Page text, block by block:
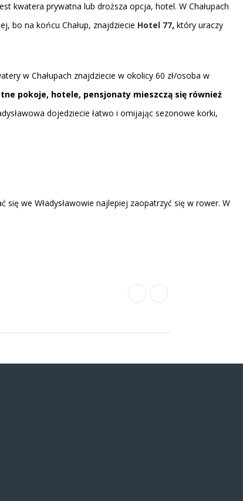
kwatera prywatna lub droższa opcja, hotel. W Chałupach
bo na końcu Chałup, znajdziecie Hotel 77, który uraczy
w Chałupach znajdziecie w okolicy 60 zł/osoba w
pokoje, hotele, pensjonaty mieszczą się również
dojedziecie łatwo i omijając sezonowe korki,
się we Władysławowie najlepiej zaopatrzyć się w rower. W